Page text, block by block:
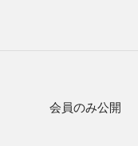
会員のみ公開